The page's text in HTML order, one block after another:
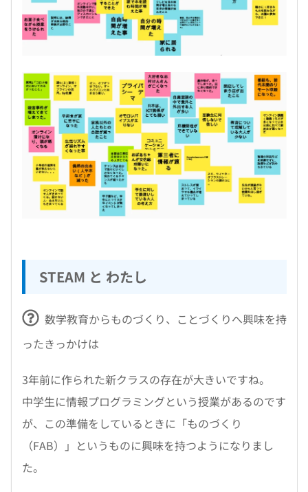
STEAM と わたし
数学教育からものづくり、ことづくりへ興味を持
ったきっかけは
3年前に作られた新クラスの存在が大きいですね。
中学生に情報プログラミングという授業があるのです
が、この準備をしているときに「ものづくり
（FAB）」というものに興味を持つようになりまし
た。